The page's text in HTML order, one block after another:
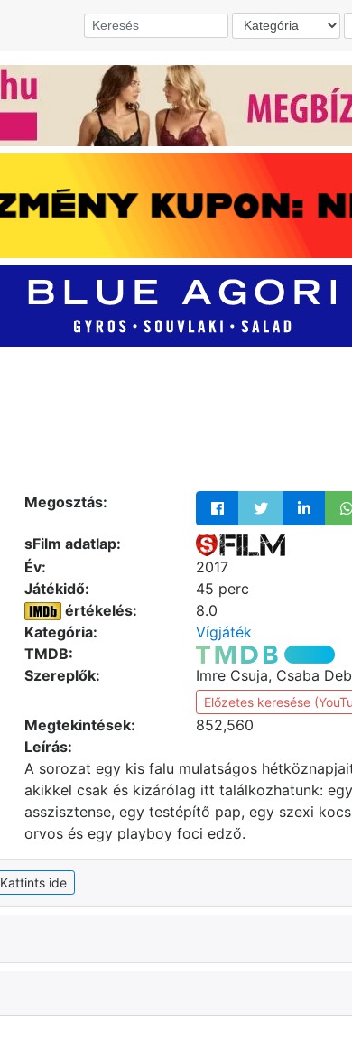
Megosztás:
sFilm adatlap:
Év:
2017
Játékidő:
45 perc
értékelés:
8.0
Kategória:
Vígjáték
TMDB:
Szereplők:
Imre Csuja, Csaba
Előzetes keresése
Megtekintések:
852,560
Leírás:
A sorozat egy kis falu mulatságos
akikkel csak és kizárólag itt találkozhatunk:
asszisztense, egy testépítő pap, egy szexi
orvos és egy playboy foci edző.
Kattints ide